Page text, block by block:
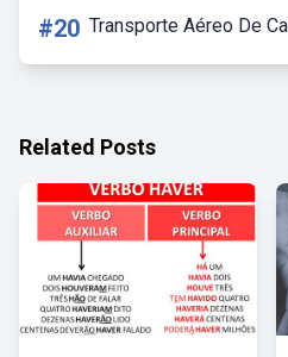
#20 Transporte Aéreo De
Related Posts